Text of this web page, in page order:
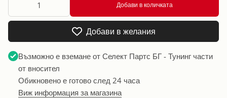
Добави в количката
Добави в желания
Възможно е вземане отСелект Партс БГ - Тунинг части
от вносител
Обикновено е готово след 24 часа
Виж информация за магазина